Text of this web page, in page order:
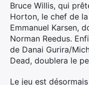
Bruce Willis, qui
Horton, le chef de
Emmanuel Karsen,
Norman Reedus.
de Danai Gurira/
Dead, doublera le
Le jeu est